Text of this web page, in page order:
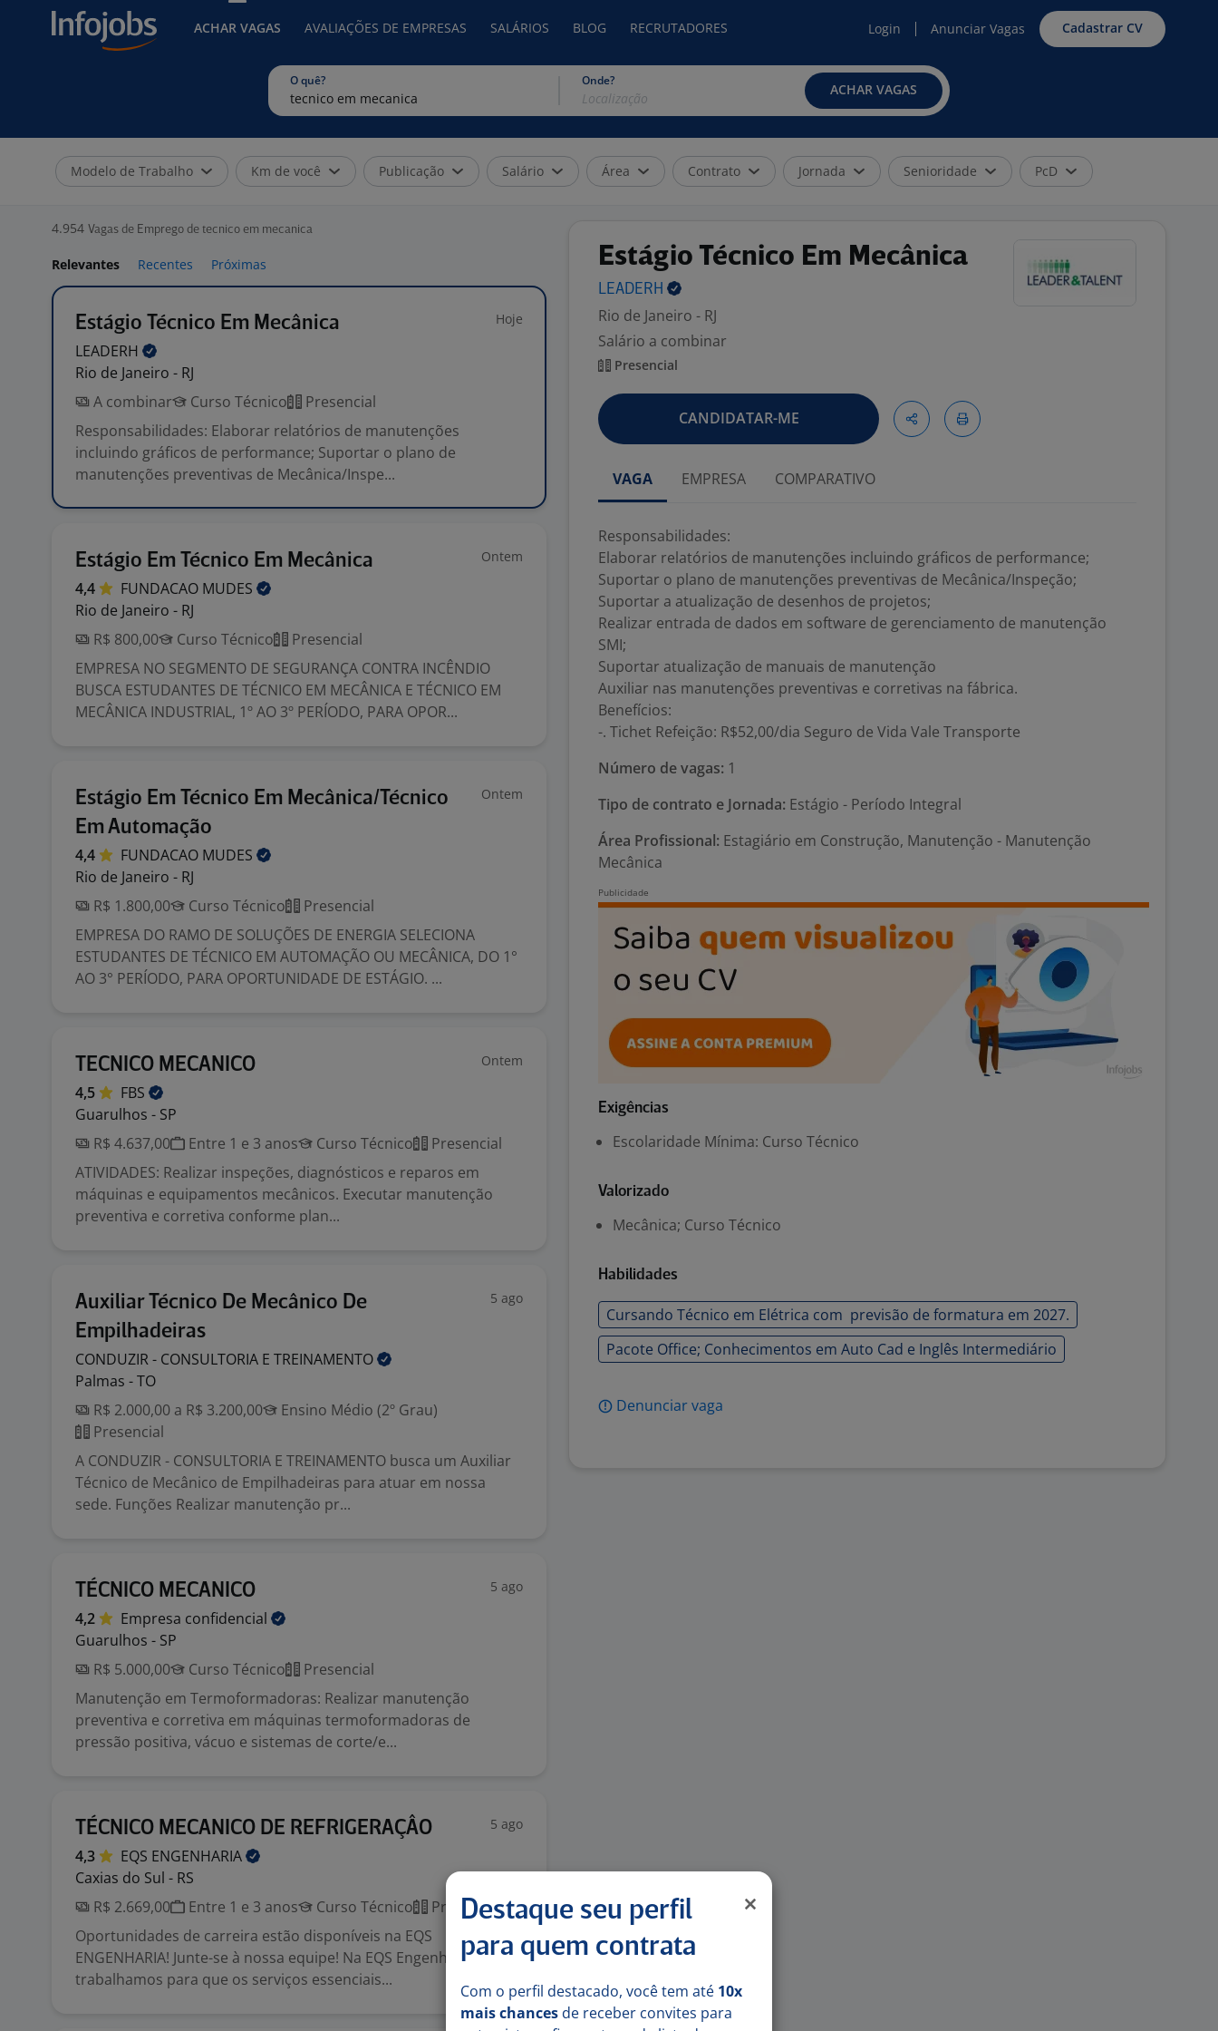
ACHAR VAGAS AVALIAÇÕES DE EMPRESAS SALÁRIOS BLOG RECRUTADORES Login Anunciar Vagas Cadastrar CV
O quê? Onde?
ACHAR VAGAS
Modelo de Trabalho Km de você Publicação Salário Área Contrato Jornada Senioridade PcD
4.954 Vagas de Emprego de tecnico em mecanica
Relevantes Recentes Próximas
Estágio Técnico Em Mecânica Hoje
LEADERH
Rio de Janeiro - RJ
A combinar
Curso Técnico
Presencial
Responsabilidades: Elaborar relatórios de manutenções
incluindo gráficos de performance; Suportar o plano de
manutenções preventivas de Mecânica/Inspe...
Estágio Em Técnico Em Mecânica Ontem
4,4 FUNDACAO MUDES
Rio de Janeiro - RJ
R$ 800,00
Curso Técnico
Presencial
EMPRESA NO SEGMENTO DE SEGURANÇA CONTRA INCÊNDIO
BUSCA ESTUDANTES DE TÉCNICO EM MECÂNICA E TÉCNICO EM
MECÂNICA INDUSTRIAL, 1º AO 3º PERÍODO, PARA OPOR...
Estágio Em Técnico Em Mecânica/Técnico
Em Automação
Ontem
4,4 FUNDACAO MUDES
Rio de Janeiro - RJ
R$ 1.800,00
Curso Técnico
Presencial
EMPRESA DO RAMO DE SOLUÇÕES DE ENERGIA SELECIONA
ESTUDANTES DE TÉCNICO EM AUTOMAÇÃO OU MECÂNICA, DO 1°
AO 3° PERÍODO, PARA OPORTUNIDADE DE ESTÁGIO. ...
TECNICO MECANICO Ontem
4,5
FBS
Guarulhos - SP
R$ 4.637,00
Entre 1 e 3 anos Curso Técnico
Presencial
ATIVIDADES: Realizar inspeções, diagnósticos e reparos em
máquinas e equipamentos mecânicos. Executar manutenção
preventiva e corretiva conforme plan...
Auxiliar Técnico De Mecânico De
Empilhadeiras
5 ago
CONDUZIR - CONSULTORIA E TREINAMENTO
Palmas - TO
R$ 2.000,00 a R$ 3.200,00
Ensino Médio (2º Grau)
Presencial
A CONDUZIR - CONSULTORIA E TREINAMENTO busca um Auxiliar
Técnico de Mecânico de Empilhadeiras para atuar em nossa
sede. Funções Realizar manutenção pr...
TÉCNICO MECANICO 5 ago
4,2 Empresa confidencial
Guarulhos - SP
R$ 5.000,00
Curso Técnico
Presencial
Manutenção em Termoformadoras: Realizar manutenção
preventiva e corretiva em máquinas termoformadoras de
pressão positiva, vácuo e sistemas de corte/e...
TÉCNICO MECANICO DE REFRIGERAÇÂO 5 ago
4,3 EQS ENGENHARIA
Caxias do Sul - RS
R$ 2.669,00
Entre 1 e 3 anos Curso Técnico
Presencial
Oportunidades de carreira estão disponíveis na EQS
ENGENHARIA! Junte-se à nossa equipe! Na EQS Engenharia,
trabalhamos para que os serviços essenciais...
Estágio Técnico Em Mecânica
LEADERH
Rio de Janeiro - RJ
Salário a combinar
Presencial
CANDIDATAR-ME
VAGA EMPRESA COMPARATIVO
Responsabilidades:
Elaborar relatórios de manutenções incluindo gráficos de performance;
Suportar o plano de manutenções preventivas de Mecânica/Inspeção;
Suportar a atualização de desenhos de projetos;
Realizar entrada de dados em software de gerenciamento de manutenção
SMI;
Suportar atualização de manuais de manutenção
Auxiliar nas manutenções preventivas e corretivas na fábrica.
Benefícios:
-. Tichet Refeição: R$52,00/dia Seguro de Vida Vale Transporte
Número de vagas: 1
Tipo de contrato e Jornada: Estágio - Período Integral
Área Profissional: Estagiário em Construção, Manutenção - Manutenção
Mecânica
Exigências
Escolaridade Mínima: Curso Técnico
Valorizado
Mecânica; Curso Técnico
Habilidades
Cursando Técnico em Elétrica com previsão de formatura em 2027.
Pacote Office; Conhecimentos em Auto Cad e Inglês Intermediário
Denunciar vaga
Destaque seu perfil
para quem contrata
Com o perfil destacado, você tem até 10x
mais chances de receber convites para